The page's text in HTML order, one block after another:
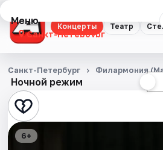
Концерты Театр
Меню
Санкт-Петербург
Концерты
Театр
Стендап
Ночной режим
Санкт-Петербург Филармония
6+